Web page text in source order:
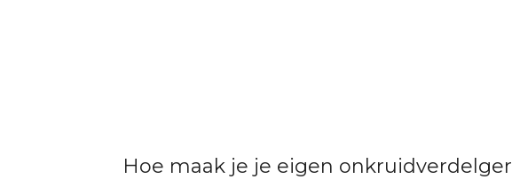
Hoe maak je je eigen onkruidverdelger